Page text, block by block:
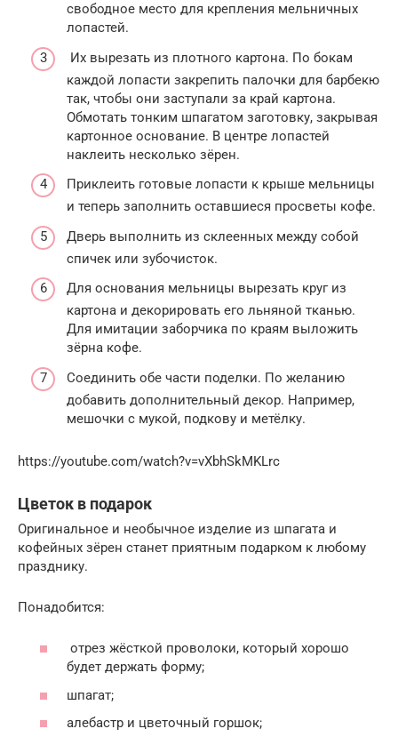
свободное место для крепления мельничных
лопастей.
Их вырезать из плотного картона. По бокам
каждой лопасти закрепить палочки для барбекю
так, чтобы они заступали за край картона.
Обмотать тонким шпагатом заготовку, закрывая
картонное основание. В центре лопастей
наклеить несколько зёрен.
Приклеить готовые лопасти к крыше мельницы
и теперь заполнить оставшиеся просветы кофе.
Дверь выполнить из склеенных между собой
спичек или зубочисток.
Для основания мельницы вырезать круг из
картона и декорировать его льняной тканью.
Для имитации заборчика по краям выложить
зёрна кофе.
Соединить обе части поделки. По желанию
добавить дополнительный декор. Например,
мешочки с мукой, подкову и метёлку.
https://youtube.com/watch?v=vXbhSkMKLrc
Цветок в подарок
Оригинальное и необычное изделие из шпагата и
кофейных зёрен станет приятным подарком к любому
празднику.
Понадобится:
отрез жёсткой проволоки, который хорошо
будет держать форму;
шпагат;
алебастр и цветочный горшок;